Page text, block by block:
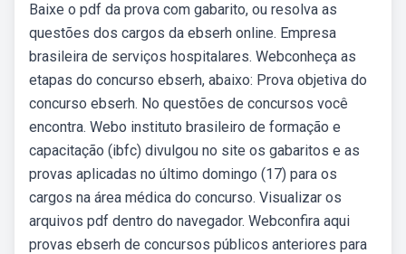
Baixe o pdf da prova com gabarito, ou resolva as
questões dos cargos da ebserh online. Empresa
brasileira de serviços hospitalares. Webconheça as
etapas do concurso ebserh, abaixo: Prova objetiva do
concurso ebserh. No questões de concursos você
encontra. Webo instituto brasileiro de formação e
capacitação (ibfc) divulgou no site os gabaritos e as
provas aplicadas no último domingo (17) para os
cargos na área médica do concurso. Visualizar os
arquivos pdf dentro do navegador. Webconfira aqui
provas ebserh de concursos públicos anteriores para